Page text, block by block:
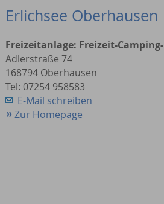
Erlichsee Oberhausen
Freizeitanlage: Freizeit-
Adlerstraße 74
168794 Oberhausen
Tel: 07254 958583
E-Mail schreiben
Zur Homepage